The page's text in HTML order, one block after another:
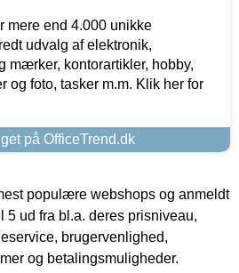
mere end 4.000 unikke
udvalg af elektronik,
mærker, kontorartikler, hobby,
og foto, tasker m.m. Klik her for
på OfficeTrend.dk
populære webshops og anmeldt
5 ud fra bl.a. deres prisniveau,
brugervenlighed,
og betalingsmuligheder.